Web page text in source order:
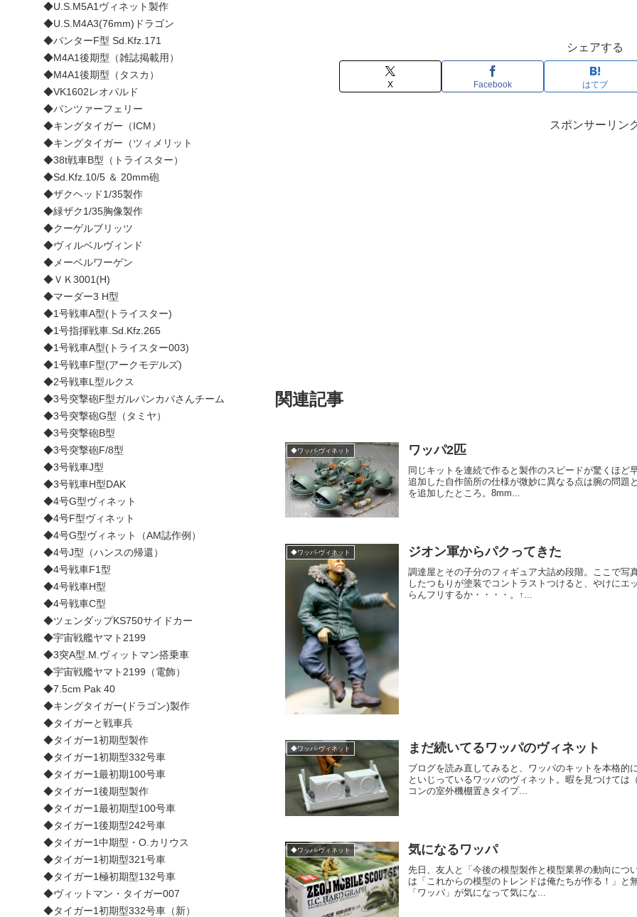
シェアする
X Facebook はてブ
スポンサーリン
関連記事
◆ワッパ-ヴィネット ワッパ2匹
同じキットを連続で作ると製作のスピードが驚くほど
追加した自作箇所の仕様が微妙に異なる点は腕の問題
を追加したところ。8mm...
◆ワッパ-ヴィネット ジオン軍からパクってきた
調達屋とその子分のフィギュア大詰め段階。ここで写
したつもりが塗装でコントラストつけると、やけに
らんフリするか・・・・。↑...
◆ワッパ-ヴィネット まだ続いてるワッパのヴィネット
ブログを読み直してみると、ワッパのキットを本格
といじっているワッパのヴィネット。暇を見つけて
コンの室外機棚置きタイプ...
◆ワッパ-ヴィネット 気になるワッパ
先日、友人と「今後の模型製作と模型業界の動向につ
は「これからの模型のトレンドは俺たちが作る！」と
「ワッパ」が気になって気にな...
◆U.S.M5A1ヴィネット製作
◆U.S.M4A3(76mm)ドラゴン
◆パンターF型 Sd.Kfz.171
◆M4A1後期型（雑誌掲載用）
◆M4A1後期型（タスカ）
◆VK1602レオパルド
◆パンツァーフェリー
◆キングタイガー（ICM）
◆キングタイガー（ツィメリット
◆38t戦車B型（トライスター）
◆Sd.Kfz.10/5 ＆ 20mm砲
◆ザクヘッド1/35製作
◆緑ザク1/35胸像製作
◆クーゲルブリッツ
◆ヴィルベルヴィンド
◆メーベルワーゲン
◆ＶＫ3001(H)
◆マーダー3 H型
◆1号戦車A型(トライスター)
◆1号指揮戦車.Sd.Kfz.265
◆1号戦車A型(トライスター003)
◆1号戦車F型(アークモデルズ)
◆2号戦車L型ルクス
◆3号突撃砲F型ガルパンカバさんチーム
◆3号突撃砲G型（タミヤ）
◆3号突撃砲B型
◆3号突撃砲F/8型
◆3号戦車J型
◆3号戦車H型DAK
◆4号G型ヴィネット
◆4号F型ヴィネット
◆4号G型ヴィネット（AM誌作例）
◆4号J型（ハンスの帰還）
◆4号戦車F1型
◆4号戦車H型
◆4号戦車C型
◆ツェンダップKS750サイドカー
◆宇宙戦艦ヤマト2199
◆3突A型.M.ヴィットマン搭乗車
◆宇宙戦艦ヤマト2199（電飾）
◆7.5cm Pak 40
◆キングタイガー(ドラゴン)製作
◆タイガーと戦車兵
◆タイガー1初期型製作
◆タイガー1初期型332号車
◆タイガー1最初期100号車
◆タイガー1後期型製作
◆タイガー1最初期型100号車
◆タイガー1後期型242号車
◆タイガー1中期型・O.カリウス
◆タイガー1初期型321号車
◆タイガー1極初期型132号車
◆ヴィットマン・タイガー007
◆タイガー1初期型332号車（新）